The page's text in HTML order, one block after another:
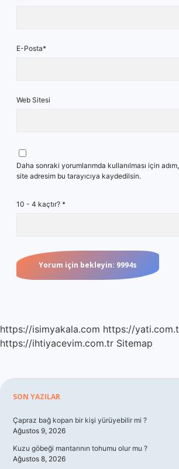
E-Posta*
Web Sitesi
Daha sonraki yorumlarımda kullanılması için
site adresim bu tarayıcıya kaydedilsin.
10 - 4 kaçtır? *
https://isimyakala.com https://
https://ihtiyacevim.com.tr Sitemap
Sidebar
SON YAZILAR
Çapraz bağ kopan bir kişi yürüyebilir mi ?
Ağustos 9, 2026
Kuzu göbeği mantarının tohumu olur mu ?
Ağustos 8, 2026